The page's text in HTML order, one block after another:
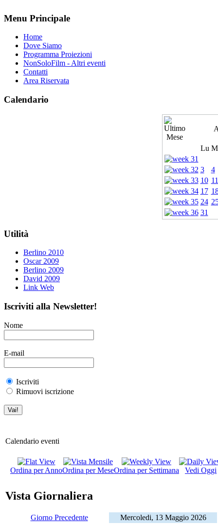
Menu Principale
Home
Dove Siamo
Programma Proiezioni
NonSoloFilm - Altri eventi
Contatti
Area Riservata
Calendario
Lu
3
4
10 11
17
24
31
Utilità
Berlino 2010
Oscar 2009
Berlino 2009
David 2009
Link Web
Iscriviti alla Newsletter!
Nome
E-mail
Iscriviti
Rimuovi iscrizione
Calendario eventi
Ordina per AnnoOrdina per MeseOrdina per Settimana Vedi Oggi
Vista Giornaliera
Giorno Precedente Mercoledi, 13 Maggio 2026